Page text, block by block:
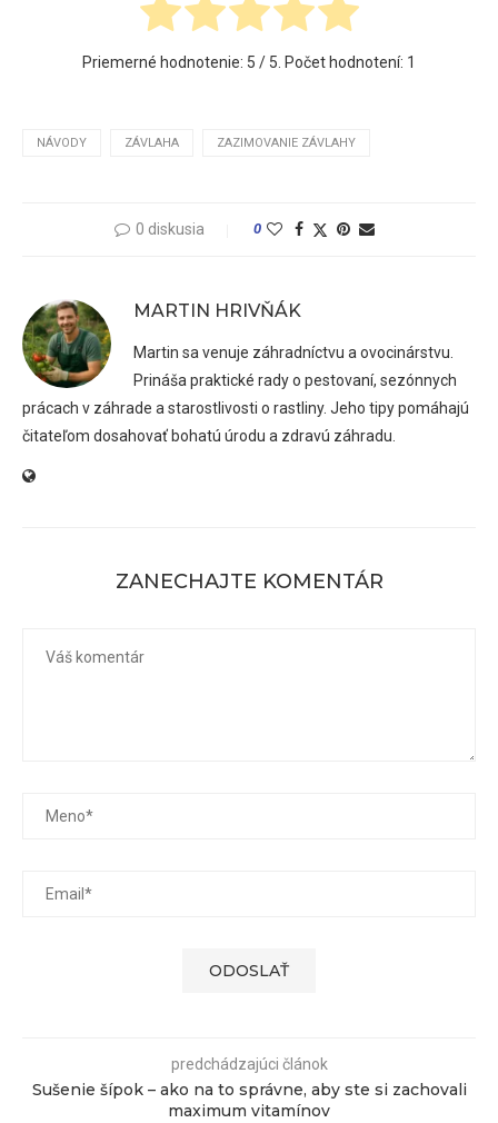
Priemerné hodnotenie: 5 / 5. Počet hodnotení: 1
NÁVODY ZÁVLAHA ZAZIMOVANIE ZÁVLAHY
0 diskusia 0
MARTIN HRIVŇÁK
Martin sa venuje záhradníctvu a ovocinárstvu.
Prináša praktické rady o pestovaní, sezónnych
prácach v záhrade a starostlivosti o rastliny. Jeho tipy pomáhajú
čitateľom dosahovať bohatú úrodu a zdravú záhradu.
ZANECHAJTE KOMENTÁR
predchádzajúci článok
Sušenie šípok – ako na to správne, aby ste si zachovali
maximum vitamínov